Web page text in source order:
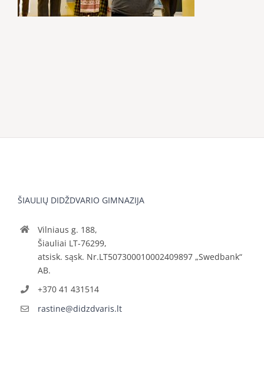
ŠIAULIŲ DIDŽDVARIO GIMNAZIJA
Vilniaus g. 188,
Šiauliai LT-76299,
atsisk. sąsk. Nr.LT507300010002409897 „Swedbank“
AB.
+370 41 431514
rastine@didzdvaris.lt